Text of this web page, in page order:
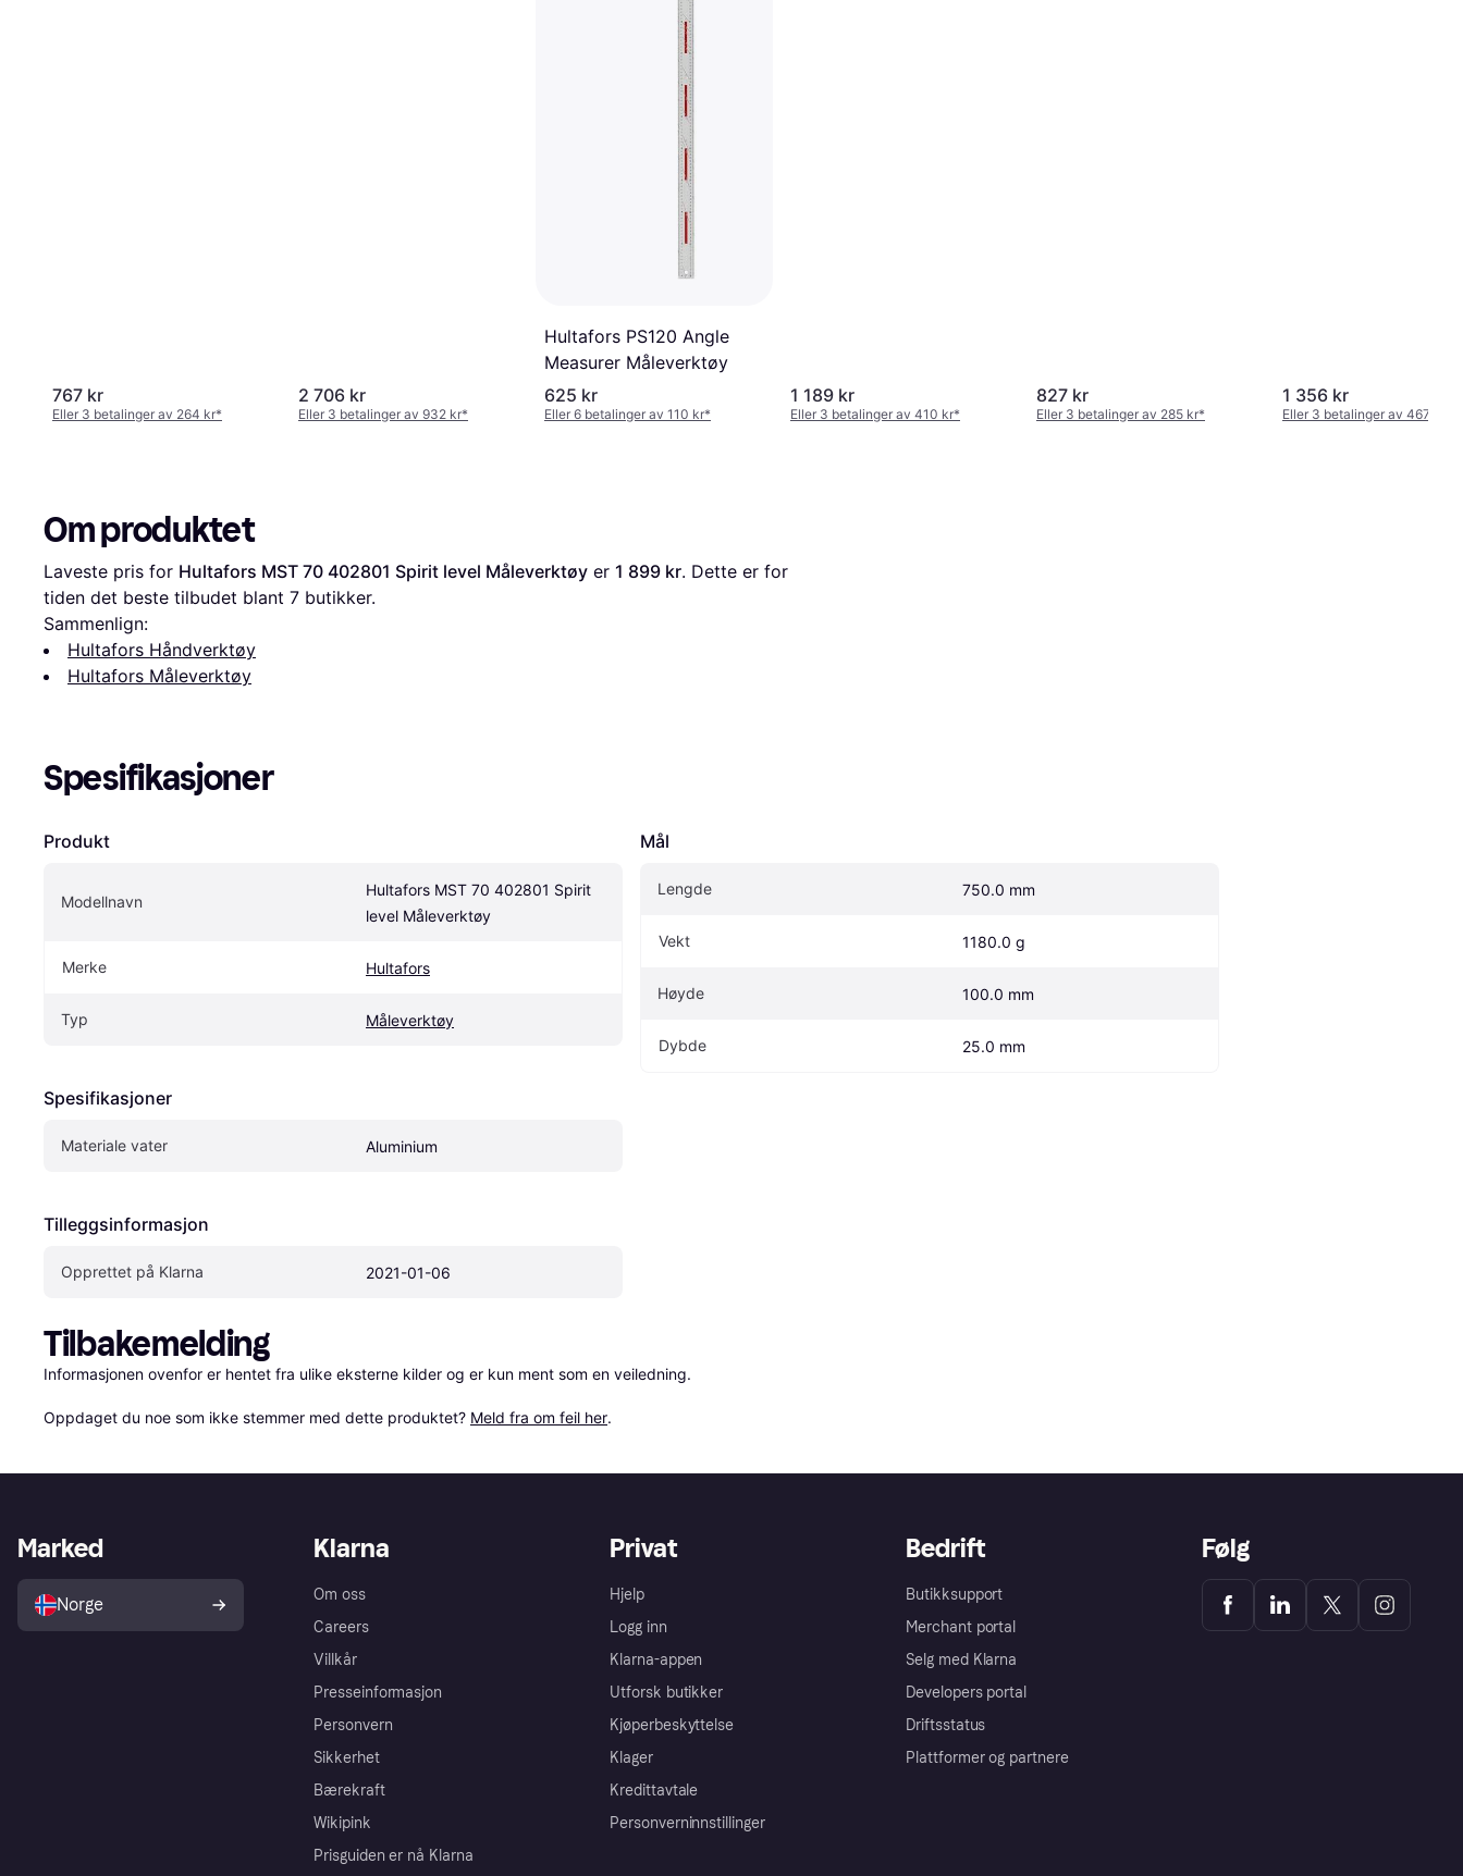
767 kr
Eller 3 betalinger av 264 kr*
2 706 kr
Eller 3 betalinger av 932 kr*
Hultafors PS120 Angle
Measurer Måleverktøy
625 kr
Eller 6 betalinger av 110 kr*
1 189 kr
Eller 3 betalinger av 410 kr*
827 kr
Eller 3 betalinger av 285 kr*
1 356 kr
Eller 3 betalinger av 467 kr
Om produktet
Laveste pris for Hultafors MST 70 402801 Spirit level Måleverktøy er 1 899 kr. Dette er for
tiden det beste tilbudet blant 7 butikker.
Sammenlign:
Hultafors Håndverktøy
Hultafors Måleverktøy
Spesifikasjoner
Produkt
Modellnavn
Hultafors MST 70 402801 Spirit
level Måleverktøy
Merke Hultafors
Typ Måleverktøy
Spesifikasjoner
Materiale vater Aluminium
Tilleggsinformasjon
Opprettet på Klarna 2021-01-06
Mål
Lengde 750.0 mm
Vekt 1180.0 g
Høyde 100.0 mm
Dybde 25.0 mm
Tilbakemelding
Informasjonen ovenfor er hentet fra ulike eksterne kilder og er kun ment som en veiledning.
Oppdaget du noe som ikke stemmer med dette produktet? Meld fra om feil her.
Klarna
Om oss
Careers
Villkår
Presseinformasjon
Personvern
Sikkerhet
Bærekraft
Wikipink
Prisguiden er nå Klarna
Privat
Hjelp
Logg inn
Klarna-appen
Utforsk butikker
Kjøperbeskyttelse
Klager
Kredittavtale
Personverninnstillinger
Bedrift
Butikksupport
Merchant portal
Selg med Klarna
Developers portal
Driftsstatus
Plattformer og partnere
Marked
Norge
Følg